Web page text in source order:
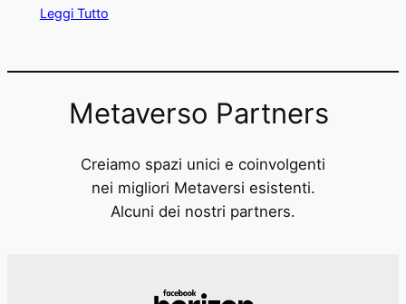
Leggi Tutto
Metaverso Partners
Creiamo spazi unici e coinvolgenti
nei migliori Metaversi esistenti.
Alcuni dei nostri partners.